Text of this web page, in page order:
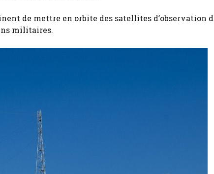
de mettre en orbite des satellites d’observation
militaires.